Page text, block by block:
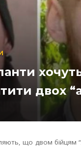
двох
що двом бійцям